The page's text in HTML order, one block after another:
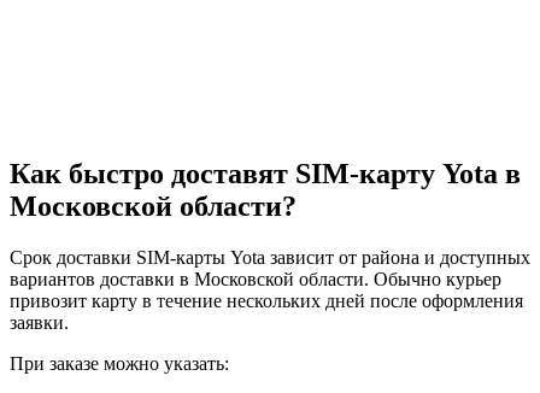
Как быстро доставят SIM-карту Yota в
Московской области?
Срок доставки SIM-карты Yota зависит от района и доступных
вариантов доставки в Московской области. Обычно курьер
привозит карту в течение нескольких дней после оформления
заявки.
При заказе можно указать: